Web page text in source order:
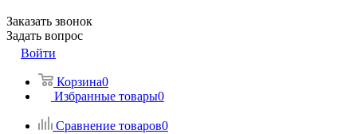
Заказать звонок
Задать вопрос
Войти
Корзина0
Избранные товары0
Сравнение товаров0